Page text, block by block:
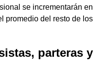
se incrementarán en
promedio del resto de los
parteras y